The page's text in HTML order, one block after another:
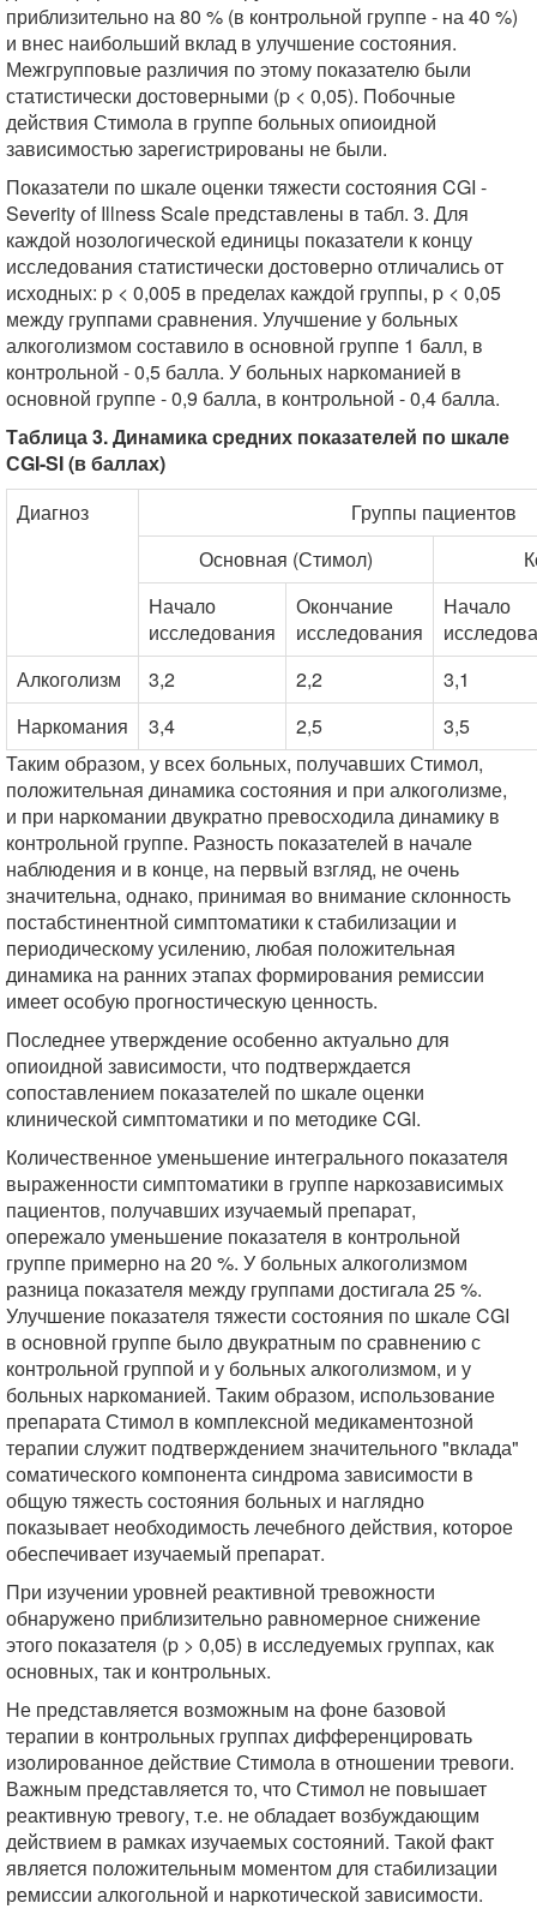
приблизительно на 80 % (в контрольной группе - на 40 %)
и внес наибольший вклад в улучшение состояния.
Межгрупповые различия по этому показателю были
статистически достоверными (p < 0,05). Побочные
действия Стимола в группе больных опиоидной
зависимостью зарегистрированы не были.
Показатели по шкале оценки тяжести состояния CGI -
Severity of Illness Scale представлены в табл. 3. Для
каждой нозологической единицы показатели к концу
исследования статистически достоверно отличались от
исходных: p < 0,005 в пределах каждой группы, p < 0,05
между группами сравнения. Улучшение у больных
алкоголизмом составило в основной группе 1 балл, в
контрольной - 0,5 балла. У больных наркоманией в
основной группе - 0,9 балла, в контрольной - 0,4 балла.
Таблица 3. Динамика средних показателей по шкале
СGI-SI (в баллах)
Диагноз
Группы пациентов
Основная (Стимол)
Начало
исследования
Окончание
исследования
Начало
Алкоголизм
3,2 2,2
3,1
Наркомания
3,4 2,5
3,5
Таким образом, у всех больных, получавших Стимол,
положительная динамика состояния и при алкоголизме,
и при наркомании двукратно превосходила динамику в
контрольной группе. Разность показателей в начале
наблюдения и в конце, на первый взгляд, не очень
значительна, однако, принимая во внимание склонность
постабстинентной симптоматики к стабилизации и
периодическому усилению, любая положительная
динамика на ранних этапах формирования ремиссии
имеет особую прогностическую ценность.
Последнее утверждение особенно актуально для
опиоидной зависимости, что подтверждается
сопоставлением показателей по шкале оценки
клинической симптоматики и по методике CGI.
Количественное уменьшение интегрального показателя
выраженности симптоматики в группе наркозависимых
пациентов, получавших изучаемый препарат,
опережало уменьшение показателя в контрольной
группе примерно на 20 %. У больных алкоголизмом
разница показателя между группами достигала 25 %.
Улучшение показателя тяжести состояния по шкале CGI
в основной группе было двукратным по сравнению с
контрольной группой и у больных алкоголизмом, и у
больных наркоманией. Таким образом, использование
препарата Стимол в комплексной медикаментозной
терапии служит подтверждением значительного "вклада"
соматического компонента синдрома зависимости в
общую тяжесть состояния больных и наглядно
показывает необходимость лечебного действия, которое
обеспечивает изучаемый препарат.
При изучении уровней реактивной тревожности
обнаружено приблизительно равномерное снижение
этого показателя (p > 0,05) в исследуемых группах, как
основных, так и контрольных.
Не представляется возможным на фоне базовой
терапии в контрольных группах дифференцировать
изолированное действие Стимола в отношении тревоги.
Важным представляется то, что Стимол не повышает
реактивную тревогу, т.е. не обладает возбуждающим
действием в рамках изучаемых состояний. Такой факт
является положительным моментом для стабилизации
ремиссии алкогольной и наркотической зависимости.